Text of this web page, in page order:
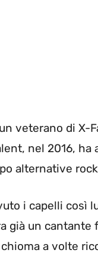
veterano di X-
nel 2016, ha
alternative
i capelli così
già un
chioma a volte